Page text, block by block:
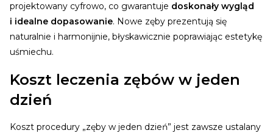
projektowany cyfrowo, co gwarantuje doskonały wygląd
i idealne dopasowanie. Nowe zęby prezentują się
naturalnie i harmonijnie, błyskawicznie poprawiając estetykę
uśmiechu.
Koszt leczenia zębów w jeden
dzień
Koszt procedury „zęby w jeden dzień” jest zawsze ustalany